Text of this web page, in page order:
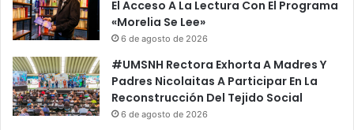
El Acceso A La Lectura Con El Programa
«Morelia Se Lee»
6 de agosto de 2026
#UMSNH Rectora Exhorta A Madres Y
Padres Nicolaitas A Participar En La
Reconstrucción Del Tejido Social
6 de agosto de 2026